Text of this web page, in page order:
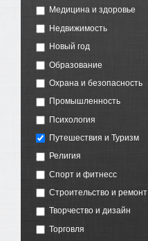
Медицина и здоровье
Недвижимость
Новый год
Образование
Охрана и безопасность
Промышленность
Психология
Путешествия и Туризм
Религия
Спорт и фитнесс
Строительство и ремонт
Творчество и дизайн
Торговля